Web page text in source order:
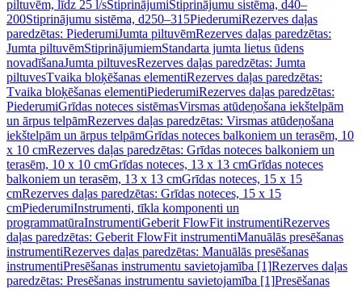
piltuvēm, līdz 25 l/sStiprinājumiStiprinājumu sistēma, d40–
200Stiprinājumu sistēma, d250–315PiederumiRezerves daļas
paredzētas: PiederumiJumta piltuvēmRezerves daļas paredzētas:
Jumta piltuvēmStiprinājumiemStandarta jumta lietus ūdens
novadīšanaJumta piltuvesRezerves daļas paredzētas: Jumta
piltuvesTvaika bloķēšanas elementiRezerves daļas paredzētas:
Tvaika bloķēšanas elementiPiederumiRezerves daļas paredzētas:
PiederumiGrīdas noteces sistēmasVirsmas atūdeņošana iekštelpām
un ārpus telpāmRezerves daļas paredzētas: Virsmas atūdeņošana
iekštelpām un ārpus telpāmGrīdas noteces balkoniem un terasēm, 10
x 10 cmRezerves daļas paredzētas: Grīdas noteces balkoniem un
terasēm, 10 x 10 cmGrīdas noteces, 13 x 13 cmGrīdas noteces
balkoniem un terasēm, 13 x 13 cmGrīdas noteces, 15 x 15
cmRezerves daļas paredzētas: Grīdas noteces, 15 x 15
cmPiederumiInstrumenti, tīkla komponenti un
programmatūraInstrumentiGeberit FlowFit instrumentiRezerves
daļas paredzētas: Geberit FlowFit instrumentiManuālās presēšanas
instrumentiRezerves daļas paredzētas: Manuālās presēšanas
instrumentiPresēšanas instrumentu savietojamība [1]Rezerves daļas
paredzētas: Presēšanas instrumentu savietojamība [1]Presēšanas